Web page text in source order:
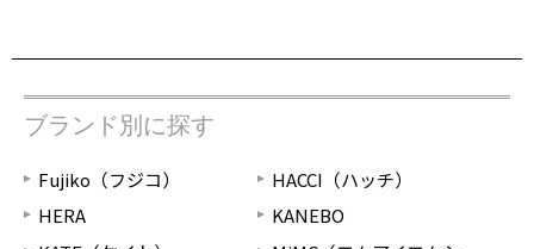
ブランド別に探す
Fujiko（フジコ）
HACCI（ハッチ）
HERA
KANEBO